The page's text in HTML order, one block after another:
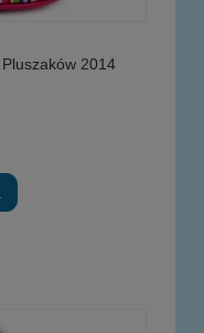
2014